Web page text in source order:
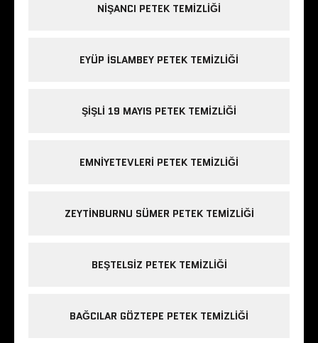
NIŞANCI PETEK TEMIZLIĞI
EYÜP ISLAMBEY PETEK TEMIZLIĞI
ŞIŞLI 19 MAYIS PETEK TEMIZLIĞI
EMNIYETEVLERI PETEK TEMIZLIĞI
ZEYTINBURNU SÜMER PETEK TEMIZLIĞI
BEŞTELSIZ PETEK TEMIZLIĞI
BAĞCILAR GÖZTEPE PETEK TEMIZLIĞI